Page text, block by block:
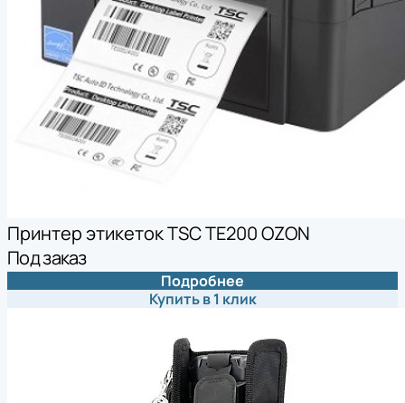
Принтер этикеток TSC TE200 OZON
Под заказ
Подробнее
Купить в 1 клик